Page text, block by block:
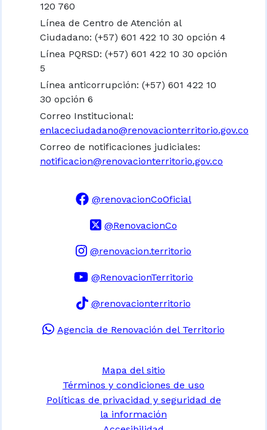
120 760
Línea de Centro de Atención al
Ciudadano: (+57) 601 422 10 30 opción 4
Línea PQRSD: (+57) 601 422 10 30 opción
5
Línea anticorrupción: (+57) 601 422 10
30 opción 6
Correo Institucional:
enlaceciudadano@renovacionterritorio.gov.co
Correo de notificaciones judiciales:
notificacion@renovacionterritorio.gov.co
@renovacionCoOficial
@RenovacionCo
@renovacion.territorio
@RenovacionTerritorio
@renovacionterritorio
Agencia de Renovación del Territorio
Mapa del sitio
Términos y condiciones de uso
Políticas de privacidad y seguridad de
la información